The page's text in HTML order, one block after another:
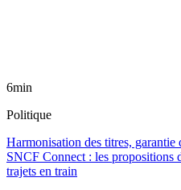
6min
Politique
Harmonisation des titres, garantie
SNCF Connect : les propositions
trajets en train